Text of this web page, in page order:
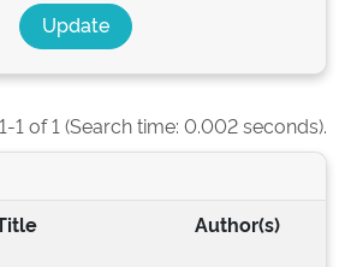
1 of 1 (Search time: 0.002 seconds).
Author(s)